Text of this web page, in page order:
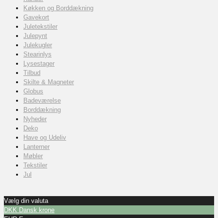
Køkken og Borddækning
Gavekort
Juletekstiler
Julepynt
Julekugler
Stearinlys
Lysestager
Tilbud
Skilte & Magneter
Globus
Badeværelse
Borddækning
Nyheder
Deko
Have og Udeliv
Lanterner
Møbler
Tekstiler
Jul
Vælg din valuta
DKK Dansk krone